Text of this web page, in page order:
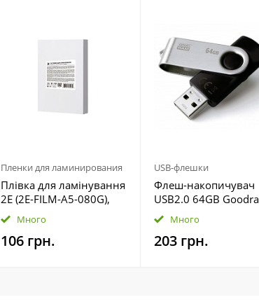
Пленки для ламинирования
Плівка для ламінування
2E (2E-FILM-A5-080G),
A5, глянцева, 80мк, 100
шт
Много
106 грн.
USB-флешки
Флеш-накопичувач
USB2.0 64GB
UTS2 (Twister) Black
(UTS2-0640K0R11)
Много
203 грн.